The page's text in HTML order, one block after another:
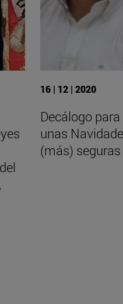
16 | 12 | 2020
Decálogo para
unas
(más) seguras